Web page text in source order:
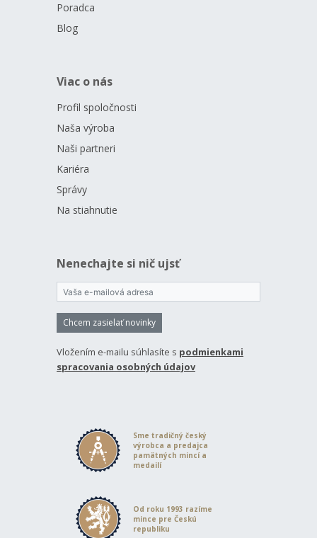
Poradca
Blog
Viac o nás
Profil spoločnosti
Naša výroba
Naši partneri
Kariéra
Správy
Na stiahnutie
Nenechajte si nič ujsť
Chcem zasielať novinky
Vložením e-mailu súhlasíte s podmienkami
spracovania osobných údajov
Sme tradičný český
výrobca a predajca
pamätných mincí a
medailí
Od roku 1993 razíme
mince pre Českú
republiku